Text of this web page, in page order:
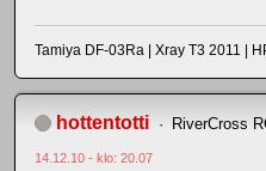
Tamiya DF-03Ra | Xray T3 2011 |
hottentotti RiverCross
14.12.10 - klo: 20.07